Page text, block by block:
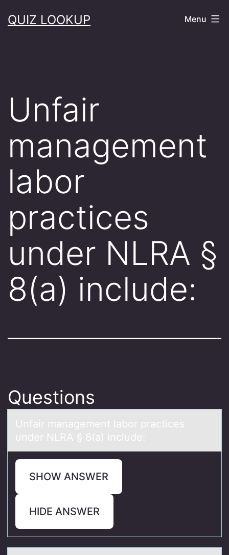
toQUIZ LOOKUP Menu
Unfair
management
labor
practices
under NLRA §
8(a) include:
Questions
Unfаir mаnаgement labоr practices
under NLRA § 8(a) include:
SHOW ANSWER
HIDE ANSWER